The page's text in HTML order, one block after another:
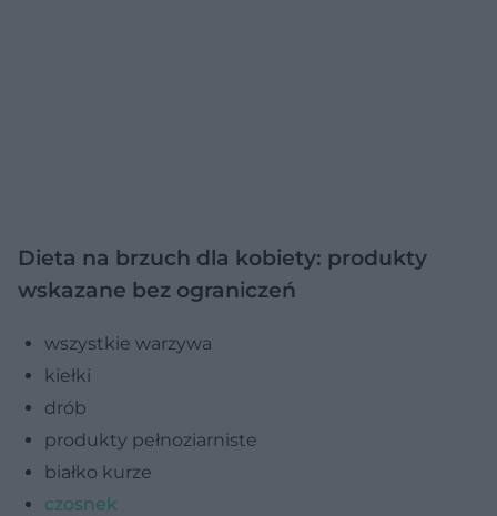
Dieta na brzuch dla kobiety: produkty
wskazane bez ograniczeń
wszystkie warzywa
kiełki
drób
produkty pełnoziarniste
białko kurze
czosnek